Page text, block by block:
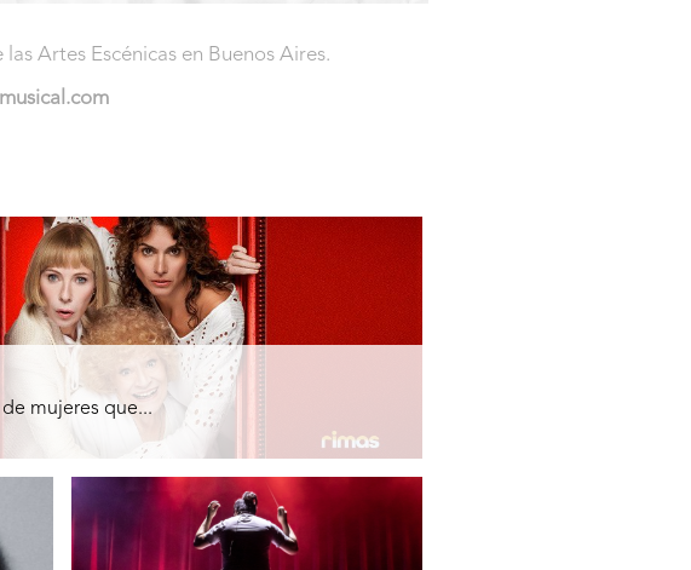
Artes Escénicas en Buenos Aires.
mujeres que...